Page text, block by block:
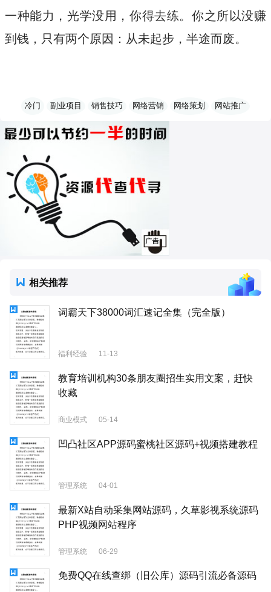
一种能力，光学没用，你得去练。你之所以没赚
到钱，只有两个原因：从未起步，半途而废。
冷门 副业项目 销售技巧 网络营销 网络策划 网站推广
相关推荐
词霸天下38000词汇速记全集（完全版）
福利经验 11-13
教育培训机构30条朋友圈招生实用文案，赶快
收藏
商业模式 05-14
凹凸社区APP源码蜜桃社区源码+视频搭建教程
管理系统 04-01
最新X站自动采集网站源码，久草影视系统源码
PHP视频网站程序
管理系统 06-29
免费QQ在线查绑（旧公库）源码引流必备源码